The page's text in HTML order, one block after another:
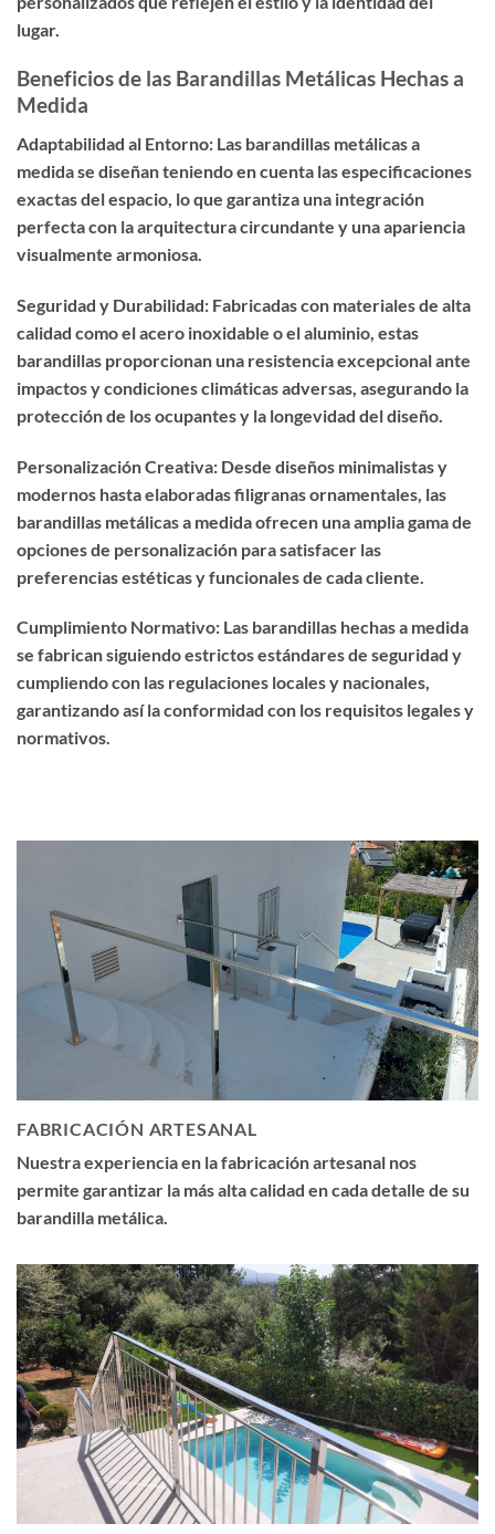
lugar.
Beneficios de las Barandillas Metálicas Hechas a
Medida
Adaptabilidad al Entorno: Las barandillas metálicas a
medida se diseñan teniendo en cuenta las especificaciones
exactas del espacio, lo que garantiza una integración
perfecta con la arquitectura circundante y una apariencia
visualmente armoniosa.
Seguridad y Durabilidad: Fabricadas con materiales de alta
calidad como el acero inoxidable o el aluminio, estas
barandillas proporcionan una resistencia excepcional ante
impactos y condiciones climáticas adversas, asegurando la
protección de los ocupantes y la longevidad del diseño.
Personalización Creativa: Desde diseños minimalistas y
modernos hasta elaboradas filigranas ornamentales, las
barandillas metálicas a medida ofrecen una amplia gama de
opciones de personalización para satisfacer las
preferencias estéticas y funcionales de cada cliente.
Cumplimiento Normativo: Las barandillas hechas a medida
se fabrican siguiendo estrictos estándares de seguridad y
cumpliendo con las regulaciones locales y nacionales,
garantizando así la conformidad con los requisitos legales y
normativos.
FABRICACIÓN ARTESANAL
Nuestra experiencia en la fabricación artesanal nos
permite garantizar la más alta calidad en cada detalle de su
barandilla metálica.